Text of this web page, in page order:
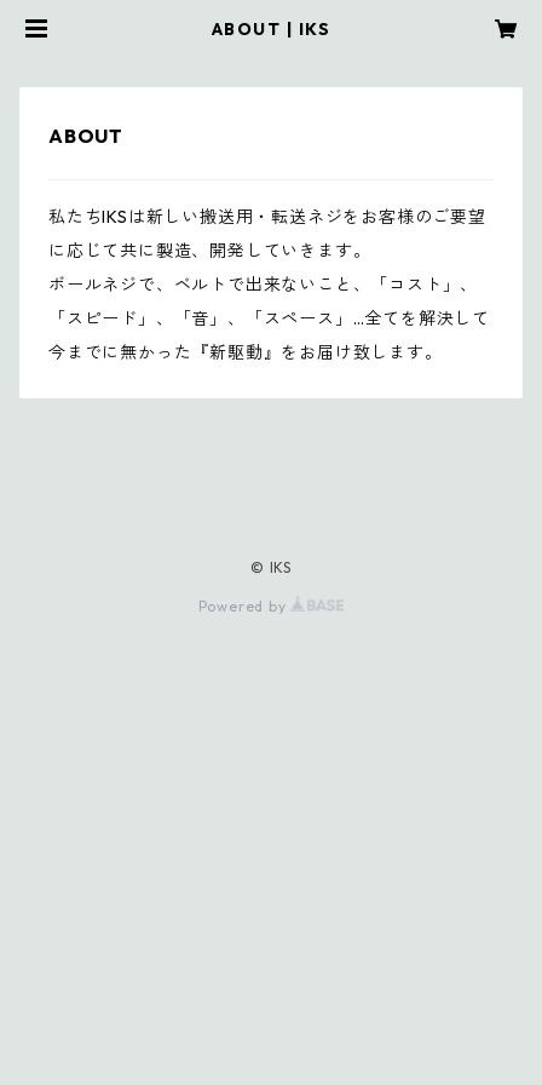
ABOUT | IKS
ABOUT
私たちIKSは新しい搬送用・転送ネジをお客様のご要望
に応じて共に製造、開発していきます。
ボールネジで、ベルトで出来ないこと、「コスト」、
「スピード」、「音」、「スペース」…全てを解決して
今までに無かった『新駆動』をお届け致します。
© IKS
Powered by